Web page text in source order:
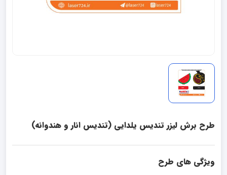
طرح برش لیزر تندیس یلدایی (تندیس انار و هندوانه)
ویژگی های طرح